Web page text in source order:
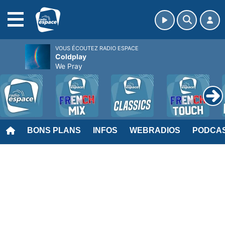
BONS PLANS INFOS WEBRADIOS
VOUS ÉCOUTEZ RADIO ESPACE
Coldplay
We Pray